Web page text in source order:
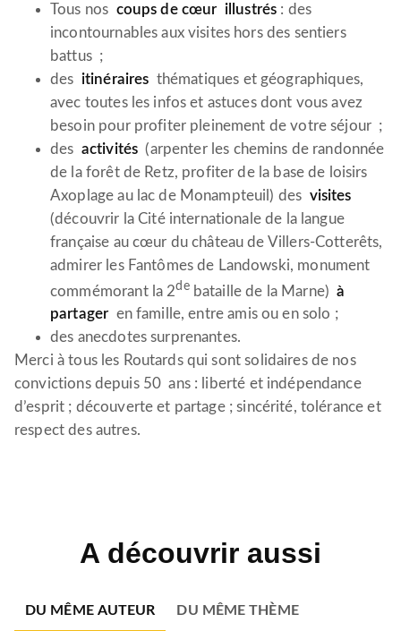
Tous nos coups de cœur illustrés : des
incontournables aux visites hors des sentiers
battus ;
des itinéraires thématiques et géographiques,
avec toutes les infos et astuces dont vous avez
besoin pour profiter pleinement de votre séjour ;
des activités(arpenter les chemins de randonnée
de la forêt de Retz, profiter de la base de loisirs
Axoplage au lac de Monampteuil) des visites
(découvrir la Cité internationale de la langue
française au cœur du château de Villers-Cotterêts,
admirer les Fantômes de Landowski, monument
commémorant la 2debataille de la Marne)à
partageren famille, entre amis ou en solo ;
des anecdotes surprenantes.
Merci à tous les Routards qui sont solidaires de nos
convictions depuis 50 ans : liberté et indépendance
d’esprit ; découverte et partage ; sincérité, tolérance et
respect des autres.
A découvrir aussi
DU MÊME AUTEUR DU MÊME THÈME